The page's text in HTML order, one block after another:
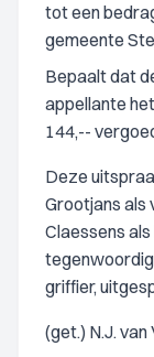
tot een
gemeente
Bepaalt dat
appellante
144,--
Deze
Grootjans als
Claessens als
griffier,
(get.) N.J.